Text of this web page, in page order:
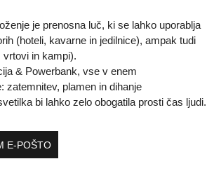
je prenosna luč, ki se lahko uporablja
(hoteli, kavarne in jedilnice), ampak tudi
vrtovi in ​​kampi).
& Powerbank, vse v enem
zatemnitev, plamen in dihanje
bi lahko zelo obogatila prosti čas ljudi.
E-POŠTO